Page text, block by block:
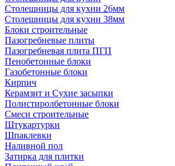
Столешницы для кухни 26мм
Столешницы для кухни 38мм
Блоки строительные
Пазогребневые плиты
Пазогребневая плита ПГП
Пенобетонные блоки
Газобетонные блоки
Кирпич
Керамзит и Сухие засыпки
Полистиролбетонные блоки
Смеси строительные
Штукартурки
Шпаклевки
Наливной пол
Затирка для плитки